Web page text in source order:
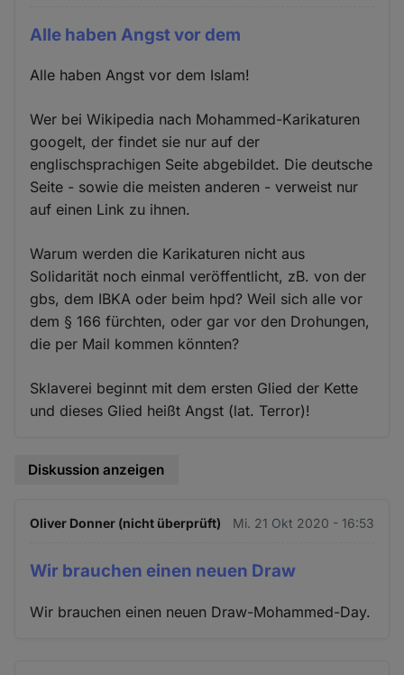
Alle haben Angst vor dem
Alle haben Angst vor dem Islam!
Wer bei Wikipedia nach Mohammed-Karikaturen
googelt, der findet sie nur auf der
englischsprachigen Seite abgebildet. Die deutsche
Seite - sowie die meisten anderen - verweist nur
auf einen Link zu ihnen.
Warum werden die Karikaturen nicht aus
Solidarität noch einmal veröffentlicht, zB. von der
gbs, dem IBKA oder beim hpd? Weil sich alle vor
dem § 166 fürchten, oder gar vor den Drohungen,
die per Mail kommen könnten?
Sklaverei beginnt mit dem ersten Glied der Kette
und dieses Glied heißt Angst (lat. Terror)!
Diskussion anzeigen
Oliver Donner (nicht überprüft) Mi. 21 Okt 2020 - 16:53
Wir brauchen einen neuen Draw
Wir brauchen einen neuen Draw-Mohammed-Day.